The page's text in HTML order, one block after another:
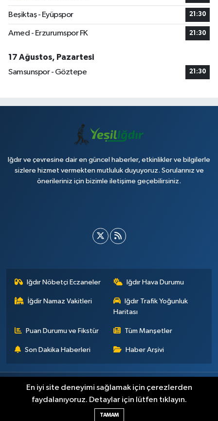
Beşiktaş - Eyüpspor 21:30
Amed - Erzurumspor FK 21:30
17 Ağustos, Pazartesi
Samsunspor - Göztepe
21:30
Iğdır ve çevresine dair en güncel haberler, etkinlikler ve bilgilerle
sizlere hizmet vermekten mutluluk duyuyoruz. Sorularınız ve
önerileriniz için bizimle iletişime geçebilirsiniz.
Iğdır Nöbetçi Eczaneler Iğdır Hava Durumu
İğdir Namaz Vakitleri
Iğdır Trafik Yoğunluk
Haritası
Puan Durumu ve Fikstür Tüm Manşetler
Son Dakika Haberleri Haber Arşivi
Künye İletişim Çerez Politikası Gizlilik ilkeleri
Haber Yazılımı:
En iyi site deneyimi sağlamak için çerezlerden
faydalanıyoruz. Detaylar için lütfen tıklayın.
TAMAM